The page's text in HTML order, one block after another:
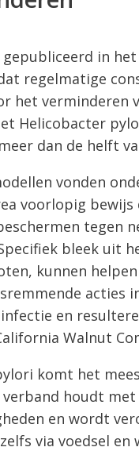
in
regelmatige
het verminderen
Helicobacter
dan de helft
vonden
voorlopig
tegen
bleek uit
kunnen
acties
en
Walnut
komt het
houdt
en wordt
via voedsel